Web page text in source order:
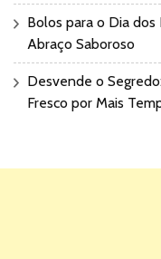
Bolos para o Dia dos
Abraço Saboroso
Desvende o
Fresco por Mais